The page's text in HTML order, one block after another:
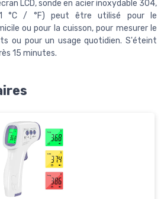
LCD, sonde en acier inoxydable 304,
°C / °F) peut être utilisé pour le
ou pour la cuisson, pour mesurer le
ou pour un usage quotidien. S'éteint
15 minutes.